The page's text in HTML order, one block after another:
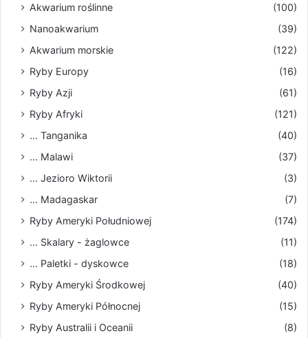
Akwarium roślinne
(100)
Nanoakwarium
(39)
Akwarium morskie
(122)
Ryby Europy
(16)
Ryby Azji
(61)
Ryby Afryki
(121)
... Tanganika
(40)
... Malawi
(37)
... Jezioro Wiktorii
(3)
... Madagaskar
(7)
Ryby Ameryki Południowej
(174)
... Skalary - żaglowce
(11)
... Paletki - dyskowce
(18)
Ryby Ameryki Środkowej
(40)
Ryby Ameryki Północnej
(15)
Ryby Australii i Oceanii
(8)